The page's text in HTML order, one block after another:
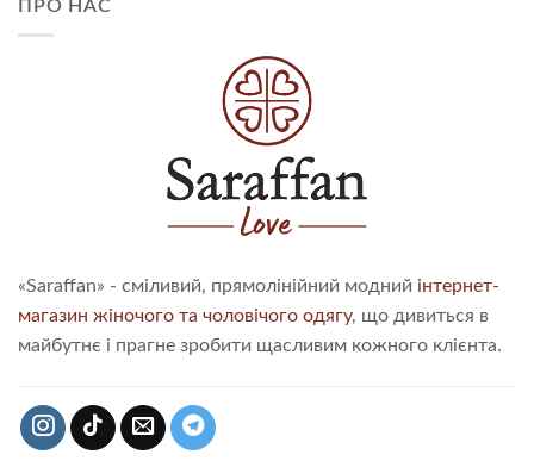
ПРО НАС
«Saraffan» - сміливий, прямолінійний модний інтернет-
магазин жіночого та чоловічого одягу, що дивиться в
майбутнє і прагне зробити щасливим кожного клієнта.